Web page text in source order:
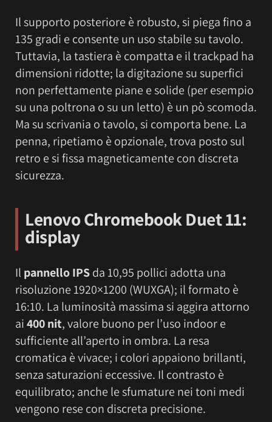
Il supporto posteriore è robusto, si piega fino a
135 gradi e consente un uso stabile su tavolo.
Tuttavia, la tastiera è compatta e il trackpad ha
dimensioni ridotte; la digitazione su superfici
non perfettamente piane e solide (per esempio
su una poltrona o su un letto) è un pò scomoda.
Ma su scrivania o tavolo, si comporta bene. La
penna, ripetiamo è opzionale, trova posto sul
retro e si fissa magneticamente con discreta
sicurezza.
Lenovo Chromebook Duet 11:
display
Il pannello IPSda 10,95 pollici adotta una
risoluzione 1920×1200 (WUXGA); il formato è
16:10. La luminosità massima si aggira attorno
ai400 nit, valore buono per l’uso indoor e
sufficiente all’aperto in ombra. La resa
cromatica è vivace; i colori appaiono brillanti,
senza saturazioni eccessive. Il contrasto è
equilibrato; anche le sfumature nei toni medi
vengono rese con discreta precisione.